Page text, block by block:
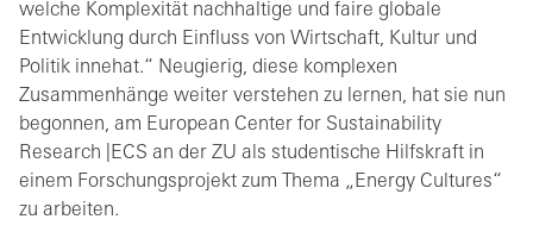
welche Komplexität nachhaltige und faire globale
Entwicklung durch Einfluss von Wirtschaft, Kultur und
Politik innehat.“ Neugierig, diese komplexen
Zusammenhänge weiter verstehen zu lernen, hat sie nun
begonnen, am European Center for Sustainability
Research |ECS an der ZU als studentische Hilfskraft in
einem Forschungsprojekt zum Thema „Energy Cultures“
zu arbeiten.